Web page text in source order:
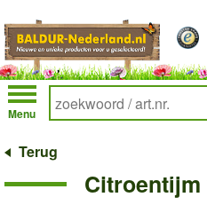
Menu
Terug